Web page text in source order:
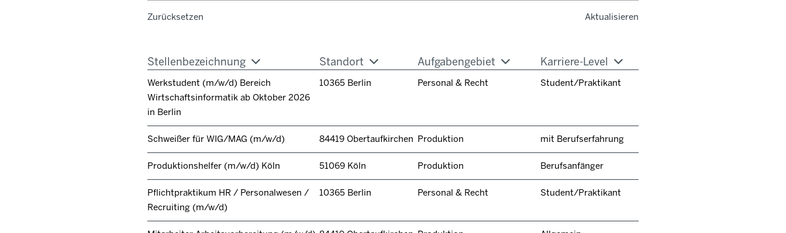
Zurücksetzen Aktualisieren
Stellenbezeichnung Standort Aufgabengebiet Karriere-Level
Werkstudent (m/w/d) Bereich
Wirtschaftsinformatik ab Oktober 2026
in Berlin
10365 Berlin Personal & Recht Student/Praktikant
Schweißer für WIG/MAG (m/w/d) 84419 Obertaufkirchen Produktion mit Berufserfahrung
Produktionshelfer (m/w/d) Köln 51069 Köln Produktion Berufsanfänger
Pflichtpraktikum HR / Personalwesen /
Recruiting (m/w/d)
10365 Berlin Personal & Recht Student/Praktikant